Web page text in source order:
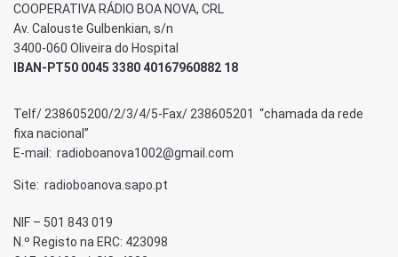
COOPERATIVA RÁDIO BOA NOVA, CRL
Av. Calouste Gulbenkian, s/n
3400-060 Oliveira do Hospital
IBAN-PT50 0045 3380 40167960882 18
Telf/ 238605200/2/3/4/5-Fax/ 238605201 “chamada da rede
fixa nacional”
E-mail: radioboanova1002@gmail.com
Site: radioboanova.sapo.pt
NIF – 501 843 019
N.º Registo na ERC: 423098